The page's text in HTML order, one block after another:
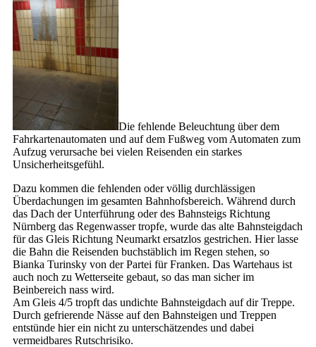
Die fehlende Beleuchtung über dem
Fahrkartenautomaten und auf dem Fußweg vom Automaten zum
Aufzug verursache bei vielen Reisenden ein starkes
Unsicherheitsgefühl.
Dazu kommen die fehlenden oder völlig durchlässigen
Überdachungen im gesamten Bahnhofsbereich. Während durch
das Dach der Unterführung oder des Bahnsteigs Richtung
Nürnberg das Regenwasser tropfe, wurde das alte Bahnsteigdach
für das Gleis Richtung Neumarkt ersatzlos gestrichen. Hier lasse
die Bahn die Reisenden buchstäblich im Regen stehen, so
Bianka Turinsky von der Partei für Franken. Das Wartehaus ist
auch noch zu Wetterseite gebaut, so das man sicher im
Beinbereich nass wird.
Am Gleis 4/5 tropft das undichte Bahnsteigdach auf dir Treppe.
Durch gefrierende Nässe auf den Bahnsteigen und Treppen
entstünde hier ein nicht zu unterschätzendes und dabei
vermeidbares Rutschrisiko.